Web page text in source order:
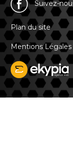
Suivez-
Plan du site
Mentions Légales